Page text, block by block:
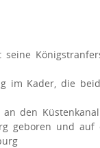
seine
im Kader, die
den
geboren und auf